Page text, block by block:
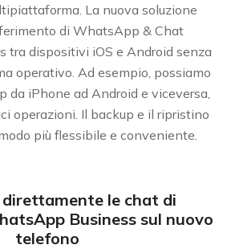
La nuova soluzione
di WhatsApp & Chat
tra dispositivi iOS e Android senza
operativo. Ad esempio, possiamo
iPhone ad Android e viceversa,
operazioni. Il backup e il ripristino
più flessibile e conveniente.
direttamente le chat di
Business sul nuovo
telefono